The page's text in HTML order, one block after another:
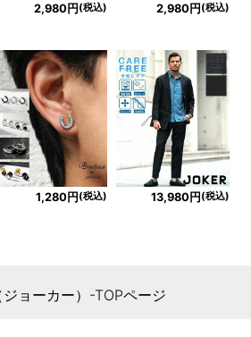
2,980円 (税込) 2,980円 (税込)
1,280円(税込) 13,980円(税込)
ョーカー）-TOPページ